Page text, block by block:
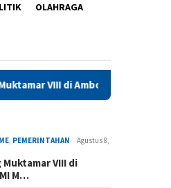
OLAHRAGA
ICMI Maluku Perkuat
, PEMERINTAHAN
Agustus 8,
VIII di
M…